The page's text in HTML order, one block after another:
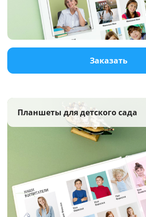
Услуги и сервис
Магазин
Заказать
Планшеты для детского сада